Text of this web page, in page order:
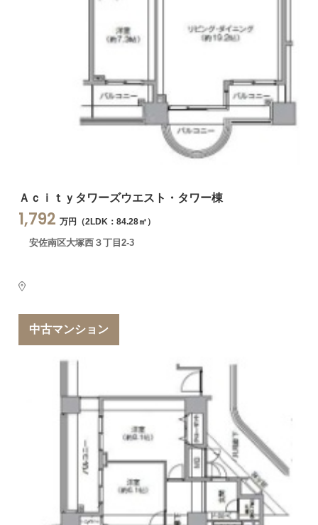
Ａｃｉｔｙタワーズウエスト・タワー棟
1,792 万円（2LDK：84.28㎡）
安佐南区大塚西３丁目2-3
中古マンション